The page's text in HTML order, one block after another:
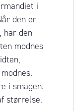
i
den er
den
modnes
i smagen.
størrelse.